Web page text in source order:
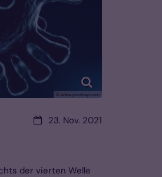
© www.pixabay.com
Datum:23. Nov. 2021
der vierten Welle